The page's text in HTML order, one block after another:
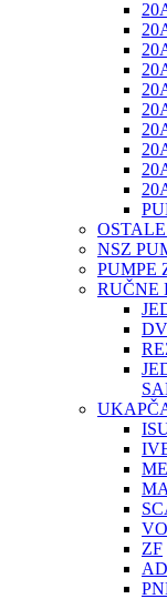
NSZ
PUMPE
RUČNE
ZF